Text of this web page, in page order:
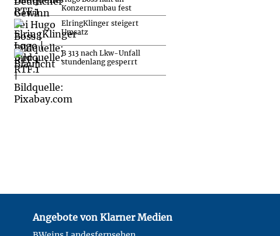
Konzernumbau fest
ElringKlinger steigert
Umsatz
B 313 nach Lkw-Unfall
stundenlang gesperrt
Angebote von Klarner Medien